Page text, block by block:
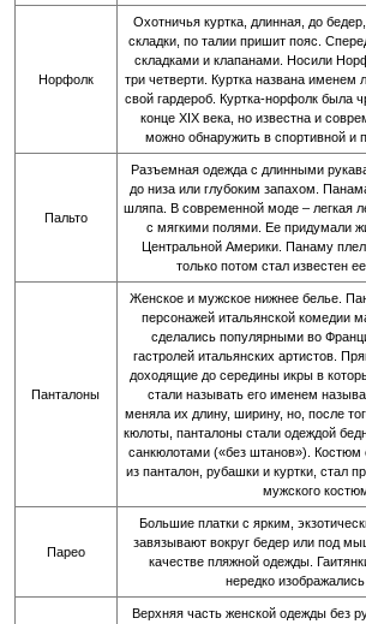
Норфолк
Охотничья куртка, длинная, до
складки, по талии пришит пояс.
складками и клапанами. Носили
три четверти. Куртка названа именем
свой гардероб. Куртка-норфолк была
конце XIX века, но известна и
можно обнаружить в спортивной и
Пальто
Разъемная одежда с длинными
до низа или глубоким запахом.
шляпа. В современной моде – легкая
с мягкими полями. Ее придумали
Центральной Америки. Панаму
только потом стал известен
Панталоны
Женское и мужское нижнее белье.
персонажей итальянской комедии
сделались популярными во
гастролей итальянских артистов.
доходящие до середины икры в
стали называть его именем
меняла их длину, ширину, но, после
кюлоты, панталоны стали одеждой
санкюлотами («без штанов»). Костюм
из панталон, рубашки и куртки, стал
мужского
Парео
Большие платки с ярким,
завязывают вокруг бедер или под
качестве пляжной одежды.
нередко
Верхняя часть женской одежды без